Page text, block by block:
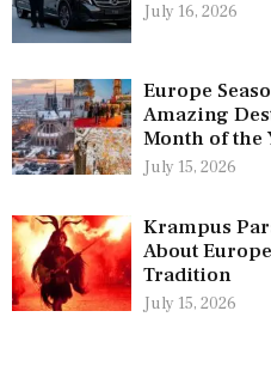
July 16, 2026
Europe
Amazing
Month of the
July 15, 2026
Krampus
About
Tradition
July 15, 2026